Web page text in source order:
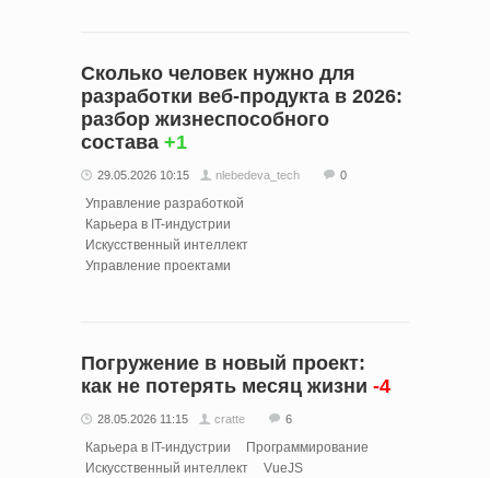
Сколько человек нужно для
разработки веб-продукта в 2026:
разбор жизнеспособного
состава +1
29.05.2026 10:15 nlebedeva_tech 0
Управление разработкой
Карьера в IT-индустрии
Искусственный интеллект
Управление проектами
Погружение в новый проект:
как не потерять месяц жизни -4
28.05.2026 11:15 cratte 6
Карьера в IT-индустрии
Программирование
Искусственный интеллект
VueJS